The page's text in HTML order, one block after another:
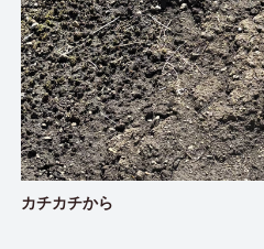
カチカチから